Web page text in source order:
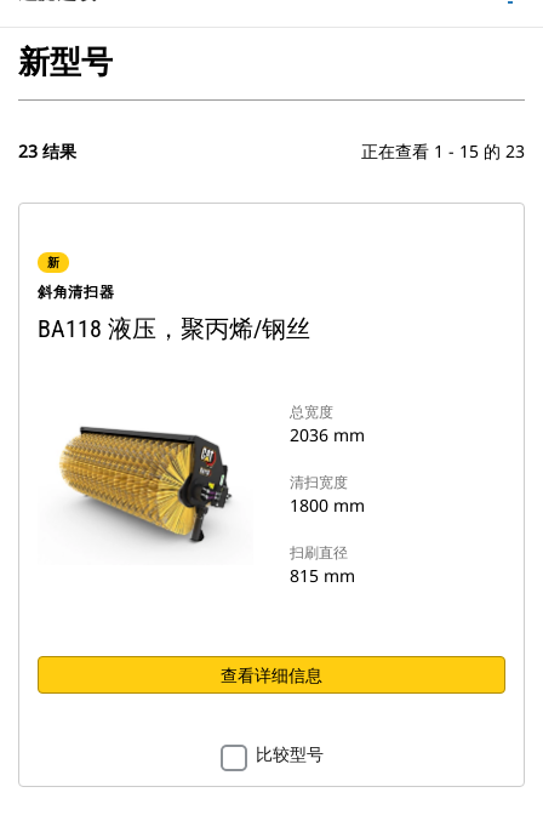
新型号
23 结果 正在查看 1 - 15 的 23
新
斜角清扫器
BA118 液压，聚丙烯/钢丝
总宽度
2036 mm
清扫宽度
1800 mm
扫刷直径
815 mm
查看详细信息
比较型号